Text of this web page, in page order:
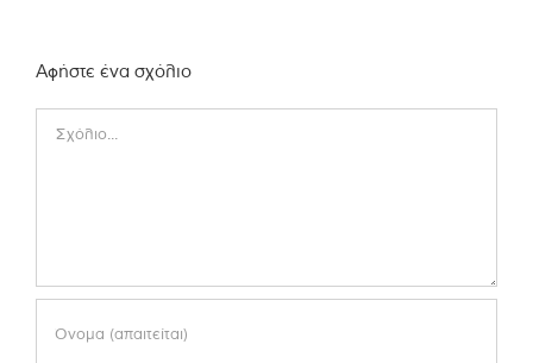
Αφήστε ένα σχόλιο